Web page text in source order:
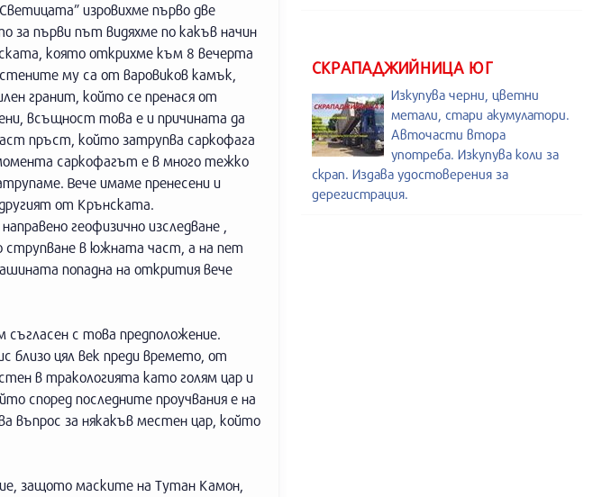
изровихме първо две
за първи път видяхме по какъв начин
която открихме към 8 вечерта
му са от варовиков камък,
гранит, който се пренася от
всъщност това е и причината да
пръст, който затрупва саркофага
саркофагът е в много тежко
Вече имаме пренесени и
от Крънската.
геофизично изследване ,
струпване в южната част, а на пет
попадна на открития вече
с това предположение.
близо цял век преди времето, от
в тракологията като голям цар и
според последните проучвания е на
въпрос за някакъв местен цар, който
защото маските на Тутан Камон,
СКРАПАДЖИЙНИЦА ЮГ
Изкупува черни, цветни
метали, стари акумулатори.
Авточасти втора
употреба. Изкупува коли за
скрап. Издава удостоверения за
дерегистрация.